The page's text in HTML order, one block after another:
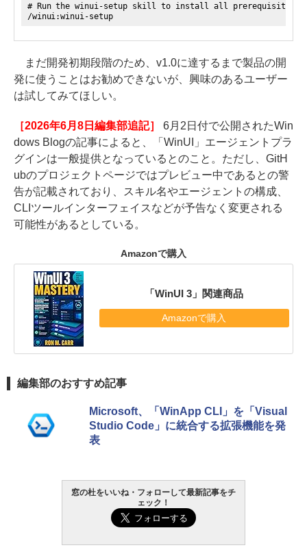
# Run the winui-setup skill to install all prerequisites
/winui:winui-setup
まだ開発初期段階のため、v1.0に達するまで製品の開
発に使うことはお勧めできないが、興味のあるユーザー
は試してみてほしい。
［2026年6月8日編集部追記］ 6月2日付で公開されたWin
dows Blogの記事によると、「WinUI」エージェントプラ
グインは一般提供となっているとのこと。ただし、GitH
ubのプロジェクトページではプレビュー中であるとの警
告が記載されており、スキル名やエージェントの構成、
CLIツールインターフェイスなどが予告なく変更される
可能性があるとしている。
Amazonで購入
「WinUI 3」関連商品
Amazonで購入
編集部のおすすめ記事
Microsoft、「WinApp CLI」を「Visual
Studio Code」に統合する拡張機能を発
表
窓の杜をいいね・フォローして最新記事をチ
ェック！